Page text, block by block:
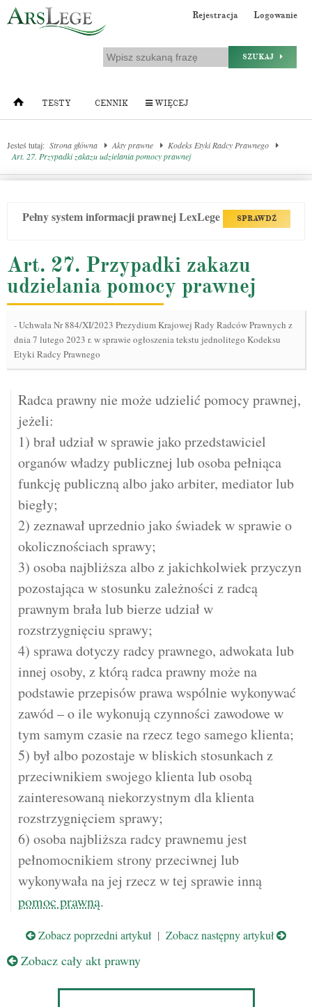
Rejestracja Logowanie
SZUKAJ
TESTY CENNIK WIĘCEJ
Jesteś tutaj: Strona główna Akty prawne
Kodeks Etyki Radcy Prawnego
Art. 27. Przypadki zakazu udzielania pomocy prawnej
Pełny system informacji prawnej LexLege SPRAWDŹ
Art. 27. Przypadki zakazu
udzielania pomocy prawnej
-Uchwała Nr 884/XI/2023 Prezydium Krajowej Rady Radców Prawnych z
dnia 7 lutego 2023 r. w sprawie ogłoszenia tekstu jednolitego Kodeksu
Etyki Radcy Prawnego
Radca prawny nie może udzielić pomocy prawnej,
jeżeli:
1) brał udział w sprawie jako przedstawiciel
organów władzy publicznej lub osoba pełniąca
funkcję publiczną albo jako arbiter, mediator lub
biegły;
2) zeznawał uprzednio jako świadek w sprawie o
okolicznościach sprawy;
3) osoba najbliższa albo z jakichkolwiek przyczyn
pozostająca w stosunku zależności z radcą
prawnym brała lub bierze udział w
rozstrzygnięciu sprawy;
4) sprawa dotyczy radcy prawnego, adwokata lub
innej osoby, z którą radca prawny może na
podstawie przepisów prawa wspólnie wykonywać
zawód – o ile wykonują czynności zawodowe w
tym samym czasie na rzecz tego samego klienta;
5) był albo pozostaje w bliskich stosunkach z
przeciwnikiem swojego klienta lub osobą
zainteresowaną niekorzystnym dla klienta
rozstrzygnięciem sprawy;
6) osoba najbliższa radcy prawnemu jest
pełnomocnikiem strony przeciwnej lub
wykonywała na jej rzecz w tej sprawie inną
pomoc prawną.
Zobacz poprzedni artykuł | Zobacz następny artykuł
Zobacz cały akt prawny